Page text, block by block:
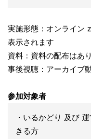
実施形態：オンライン
表示されます
資料：資料の配布はあ
事後視聴：アーカイブ
参加対象者
・いるかどり 及び
きる方